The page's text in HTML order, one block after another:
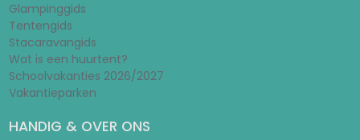
Glampinggids
Tentengids
Stacaravangids
Wat is een huurtent?
Schoolvakanties 2026/2027
Vakantieparken
HANDIG & OVER ONS